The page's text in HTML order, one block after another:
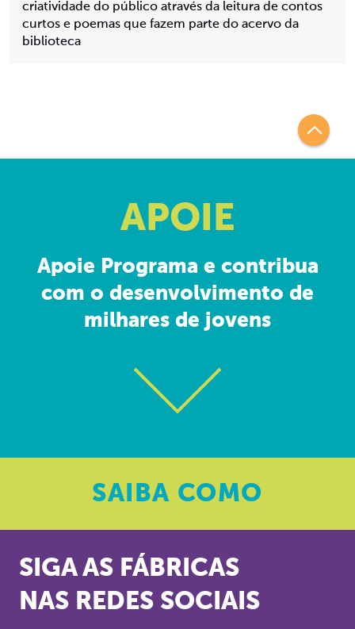
criatividade do público através da leitura de contos
curtos e poemas que fazem parte do acervo da
biblioteca
APOIE
Apoie Programa e contribua
com o desenvolvimento de
milhares de jovens
SAIBA COMO
SIGA AS FÁBRICAS
NAS REDES SOCIAIS